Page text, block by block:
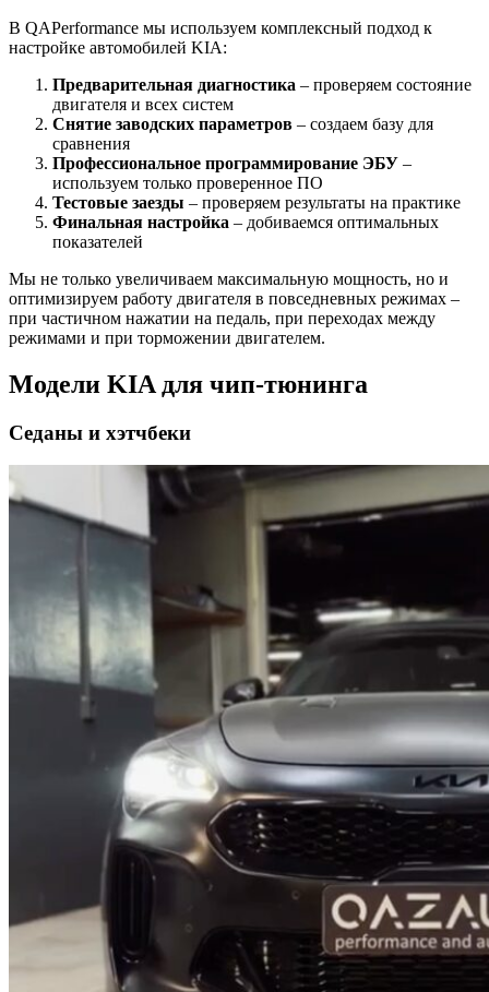
В QAPerformance мы используем комплексный подход к
настройке автомобилей KIA:
Предварительная диагностика – проверяем состояние
двигателя и всех систем
Снятие заводских параметров – создаем базу для
сравнения
Профессиональное программирование ЭБУ –
используем только проверенное ПО
Тестовые заезды – проверяем результаты на практике
Финальная настройка – добиваемся оптимальных
показателей
Мы не только увеличиваем максимальную мощность, но и
оптимизируем работу двигателя в повседневных режимах –
при частичном нажатии на педаль, при переходах между
режимами и при торможении двигателем.
Модели KIA для чип-тюнинга
Седаны и хэтчбеки